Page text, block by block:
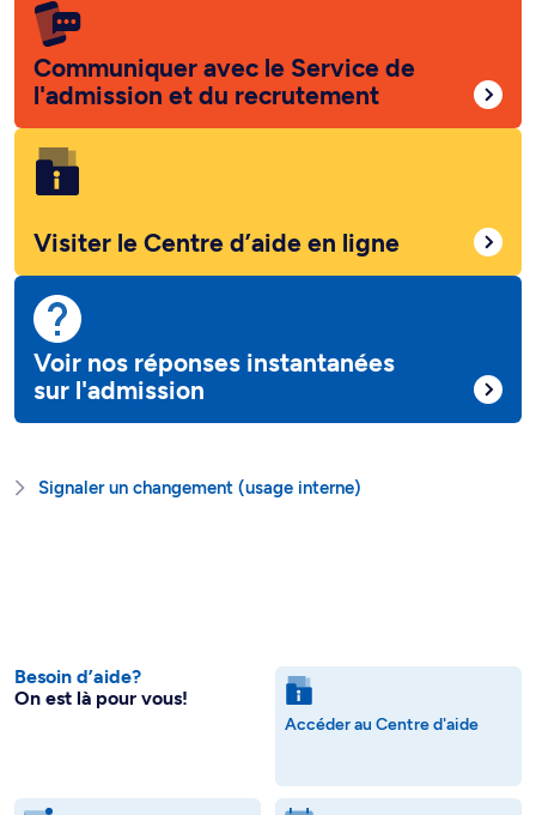
Communiquer avec le Service de
l'admission et du recrutement
Visiter le Centre d’aide en ligne
Voir nos réponses instantanées
sur l'admission
Signaler un changement (usage interne)
Besoin d’aide?
On est là pour vous!
Accéder au Centre d'aide